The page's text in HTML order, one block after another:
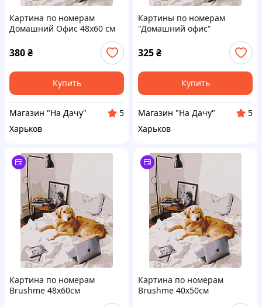
Картина по номерам
Домашний Офис 48x60 см
акриловыми красками и
кистями антистресс
380₴
Купить
Магазин "На Дачу"
5
Харьков
Картины по номерам
"Домашний офис"
40*50 см.Украина
325₴
Купить
Магазин "На Дачу"
5
Харьков
Картина по номерам
Brushme 48x60см
"Домашний офис" BS52477L
Картина по номерам
Brushme 40x50см
"Домашний офис" BS52477